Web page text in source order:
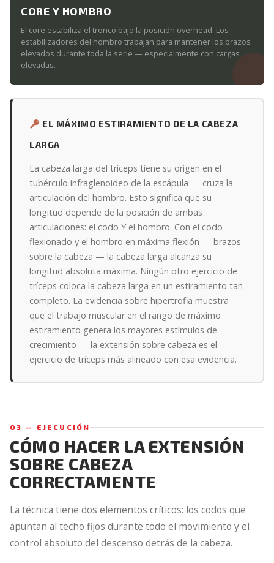
CORE Y HOMBRO
El core estabiliza el tronco bajo la posición overhead. Los
estabilizadores del hombro trabajan para mantener los brazos
elevados durante toda la serie — especialmente con cargas
elevadas.
EL MÁXIMO ESTIRAMIENTO DE LA CABEZA
LARGA
La cabeza larga del tríceps tiene su origen en el
tubérculo infraglenoideo de la escápula — cruza la
articulación del hombro. Esto significa que su
longitud depende de la posición de ambas
articulaciones: el codo Y el hombro. Con el codo
flexionado y el hombro en máxima flexión — brazos
sobre la cabeza — la cabeza larga alcanza su
longitud absoluta máxima. Ningún otro ejercicio de
tríceps coloca la cabeza larga en un estiramiento tan
completo. La evidencia sobre hipertrofia muestra
que el trabajo muscular en el rango de máximo
estiramiento genera los mayores estímulos de
crecimiento — la extensión sobre cabeza es el
ejercicio de tríceps más alineado con esa evidencia.
03 — EJECUCIÓN
CÓMO HACER LA EXTENSIÓN
SOBRE CABEZA
CORRECTAMENTE
La técnica tiene dos elementos críticos: los codos que
apuntan al techo fijos durante todo el movimiento y el
control absoluto del descenso detrás de la cabeza.